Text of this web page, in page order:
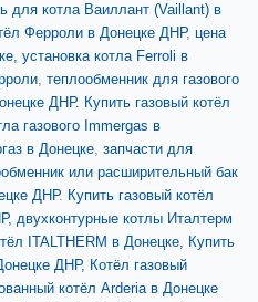
для котла Ваиллант (Vaillant) в
Ферроли в Донецке ДНР, цена
установка котла Ferroli в
, теплообменник для газового
ДНР. Купить газовый котёл
газового Immergas в
в Донецке, запчасти для
или расширительный бак
ДНР. Купить газовый котёл
двухконтурные котлы Италтерм
ITALTHERM в Донецке, Купить
ДНР, Котёл газовый
котёл Arderia в Донецке